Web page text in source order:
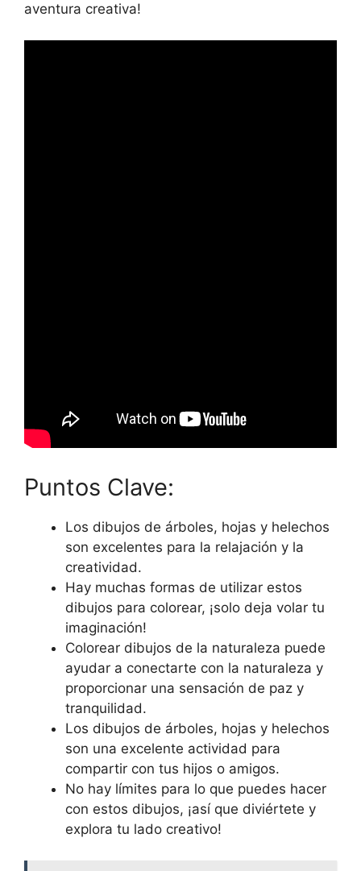
aventura creativa!
Puntos Clave:
Los dibujos de árboles, hojas y helechos
son excelentes para la relajación y la
creatividad.
Hay muchas formas de utilizar estos
dibujos para colorear, ¡solo deja volar tu
imaginación!
Colorear dibujos de la naturaleza puede
ayudar a conectarte con la naturaleza y
proporcionar una sensación de paz y
tranquilidad.
Los dibujos de árboles, hojas y helechos
son una excelente actividad para
compartir con tus hijos o amigos.
No hay límites para lo que puedes hacer
con estos dibujos, ¡así que diviértete y
explora tu lado creativo!